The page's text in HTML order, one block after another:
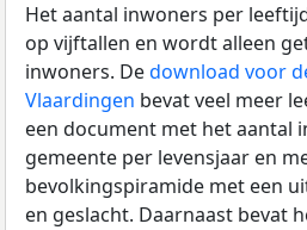
Het aantal inwoners per
op vijftallen en wordt alleen
inwoners. Dedownload voor
Vlaardingen bevat veel meer
een document met het aantal
gemeente per levensjaar en
bevolkingspiramide met een
en geslacht. Daarnaast bevat